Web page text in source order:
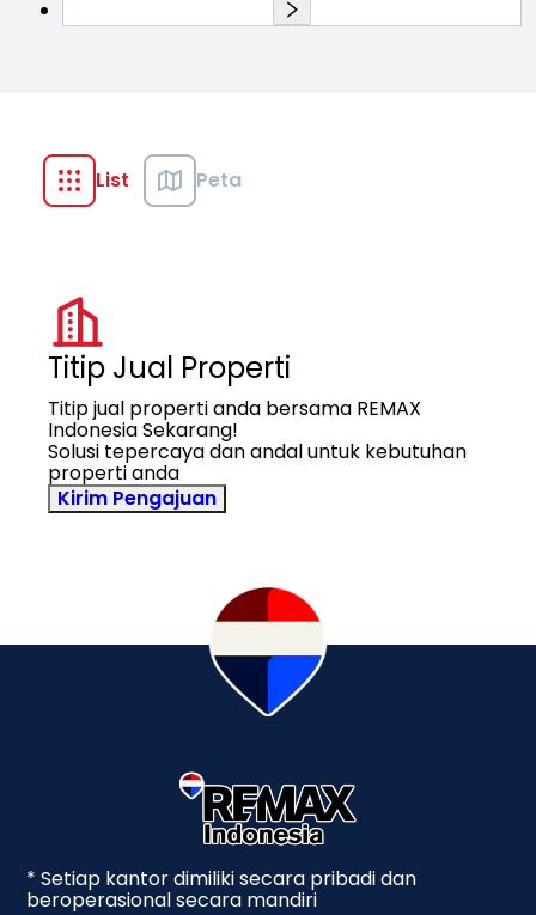
List Peta
Titip Jual Properti
Titip jual properti anda bersama REMAX
Indonesia Sekarang!
Solusi tepercaya dan andal untuk kebutuhan
properti anda
Kirim Pengajuan
* Setiap kantor dimiliki secara pribadi dan
beroperasional secara mandiri